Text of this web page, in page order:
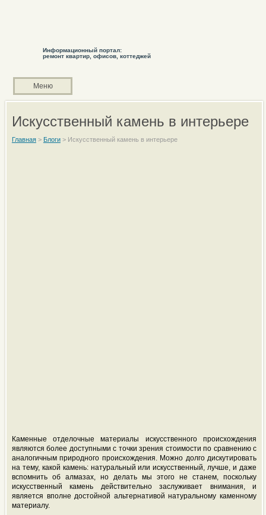
Информационный портал:
ремонт квартир, офисов, коттеджей
Меню
Искусственный камень в интерьере
Главная> Блоги> Искусственный камень в интерьере
Каменные отделочные материалы искусственного происхождения
являются более доступными с точки зрения стоимости по сравнению с
аналогичным природного происхождения. Можно долго дискутировать
на тему, какой камень: натуральный или искусственный, лучше, и даже
вспомнить об алмазах, но делать мы этого не станем, поскольку
искусственный камень действительно заслуживает внимания, и
является вполне достойной альтернативой натуральному каменному
материалу.